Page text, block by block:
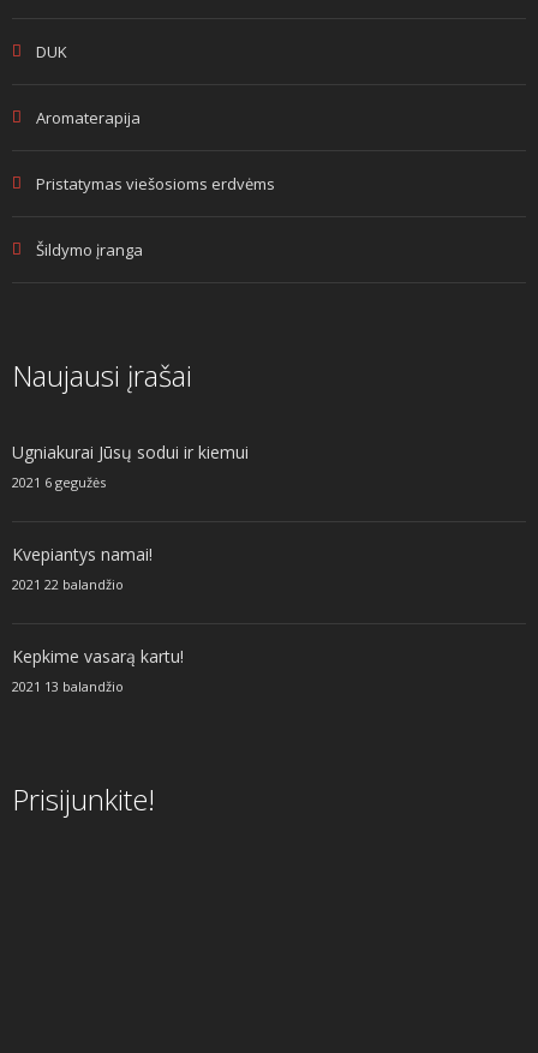
DUK
Aromaterapija
Pristatymas viešosioms erdvėms
Šildymo įranga
Naujausi įrašai
Ugniakurai Jūsų sodui ir kiemui
2021 6 gegužės
Kvepiantys namai!
2021 22 balandžio
Kepkime vasarą kartu!
2021 13 balandžio
Prisijunkite!